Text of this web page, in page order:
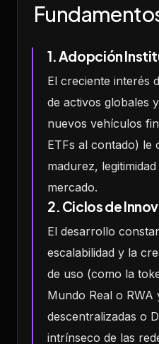
1. Adopción
El creciente interés
de activos globales
nuevos vehículos
ETFs al contado) le
madurez,
mercado.
2. Ciclos de
El desarrollo
escalabilidad y la
de uso (como la
Mundo Real o RWA
descentralizadas o
intrínseco de las